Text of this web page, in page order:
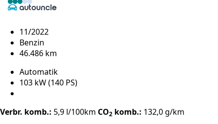
11/2022
Benzin
46.486 km
Automatik
103 kW (140 PS)
Verbr. komb.: 5,9 l/100km CO2 komb.: 132,0 g/km